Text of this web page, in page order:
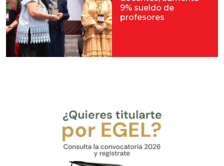
9% sueldo de
profesores